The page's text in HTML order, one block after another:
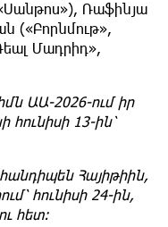
Ռաֆինյա
(«Բորնմութ»,
Մադրիդ»,
ԱԱ-2026-ում իր
13-ին՝
Հայիթիին,
հունիսի 24-ին,
հետ։